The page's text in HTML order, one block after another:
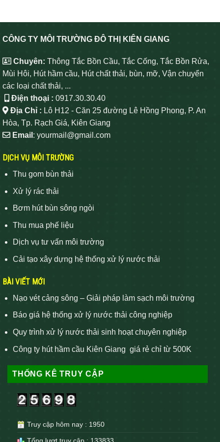
CÔNG TY MÔI TRƯỜNG ĐÔ THỊ KIÊN GIANG
Chuyên: Thông Tắc Bồn Cầu, Tắc Cống, Tắc Bồn Rửa,
Mùi Hôi, Hút hầm cầu, Hút chất thải, bùn, mỡ, Vận chuyển
các loại chất thải, ...
Điện thoại : 0917.30.30.40
Địa Chỉ : Lô H12 - Căn 25 đường Lê Hồng Phong, P. An
Hòa, Tp. Rạch Giá, Kiên Giang
Email : yourmail@gmail.com
DỊCH VỤ MÔI TRƯỜNG
Thu gom bùn thải
Xử lý rác thải
Bơm hút bùn sông ngòi
Thu mua phế liệu
Dịch vụ tư vấn môi trường
Cải tạo xây dựng hệ thống xử lý nước thải
BÀI VIẾT MỚI
Nạo vét cảng sông – Giải pháp làm sạch môi trường
Báo giá hệ thống xử lý nước thải công nghiệp
Quy trình xử lý nước thải sinh hoạt chuyên nghiệp
Công ty hút hầm cầu Kiên Giang giá rẻ chỉ từ 500K
THỐNG KÊ TRUY CẬP
Truy cập hôm nay : 1950
Tổng lượt truy cập : 133833